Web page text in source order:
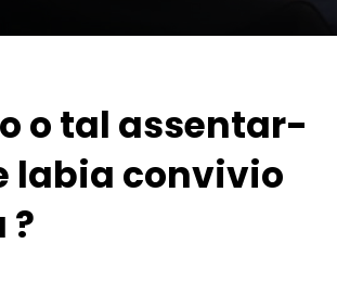
o tal assentar-
labia convivio
?